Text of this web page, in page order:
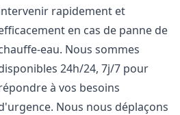
rapidement et
en cas de panne de
eau. Nous sommes
24h/24, 7j/7 pour
à vos besoins
Nous nous déplaçons